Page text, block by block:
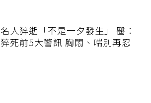
名人猝逝「不是一夕發生」 醫：
猝死前5大警訊 胸悶、喘別再忍